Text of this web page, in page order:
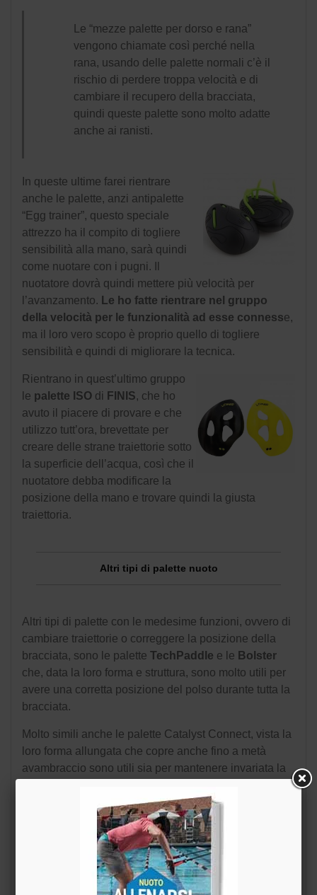
Le “mezze palette per dorso e rana”
vengono chiamate così perché nella
rana, usando delle palette normali c’è il
rischio di perdere troppa velocità e di
cambiare il recupero della bracciata,
quindi queste palette sono molto adatte
anche ai ranisti.
In queste ultime farei rientrare
anche le palette, anzi antipalette
“Egg trainer”, questo speciale
attrezzo ha il compito di togliere
sensibilità alla mano, sarà quindi
come nuotare con i pugni. Il
nuotatore dovrà quindi mettere più velocità per
l’avanzamento. Le ho fatte rientrare nel gruppo
della velocità per le funzionalità ad esse connesse,
ma il loro vero scopo è proprio quello di togliere
sensibilità e quindi di migliorare la tecnica.
Rientrano in quest’ultimo gruppo
le palette ISO di FINIS, che ho
avuto il piacere di provare e che
utilizzo tutt’ora, brevettate per
creare delle strane traiettorie sotto
la superficie dell’acqua, così che il
nuotatore debba modificare la
posizione della mano e trovare quindi la giusta
traiettoria.
Altri tipi di palette nuoto
Altri tipi di palette con le medesime funzioni, ovvero di
cambiare traiettorie o correggere la posizione della
bracciata, sono le palette TechPaddle e le Bolster
che, data la loro forma e struttura, sono molto utili per
avere una corretta posizione del polso durante tutta la
bracciata.
Molto simili anche le palette Catalyst Connect, vista la
loro forma allungata che copre anche fino a metà
avambraccio sono utili sia per mantenere invariata la
maggiore superficie che sposta acqua e quindi avere
maggior propulsione.
Se per migliorare la posizione del
polso bastano le palette
TechPaddle, per avere maggiori